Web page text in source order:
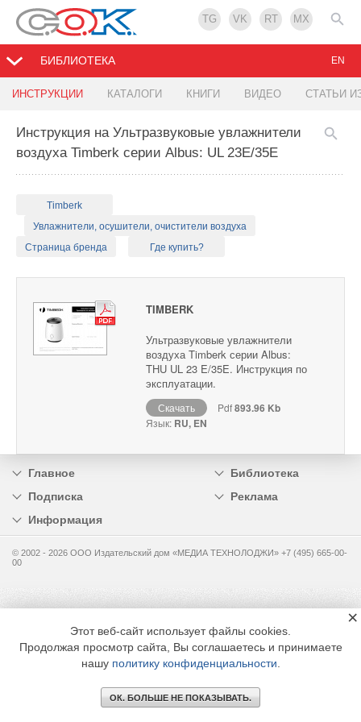
TG VK RT MX
БИБЛИОТЕКА
ИНСТРУКЦИИ КАТАЛОГИ КНИГИ ВИДЕО СТАТЬИ
EN
Инструкция на Ультразвуковые увлажнители
воздуха Timberk серии Albus: UL 23E/35E
Timberk
Увлажнители, осушители, очистители воздуха
Страница бренда
Где купить?
TIMBERK
Ультразвуковые увлажнители
воздуха Timberk серии Albus:
THU UL 23 E/35E. Инструкция по
эксплуатации.
Скачать Pdf893.96 Kb
Язык: RU, EN
Главное
Библиотека
Подписка
Реклама
Информация
© 2002 - 2026 OOO Издательский дом «МЕДИА ТЕХНОЛОДЖИ» +7 (495) 665-00-
00
Этот веб-сайт использует файлы cookies.
Продолжая просмотр сайта, Вы соглашаетесь и принимаете
нашу политику конфиденциальности
ОК. БОЛЬШЕ НЕ ПОКАЗЫВАТЬ.
×